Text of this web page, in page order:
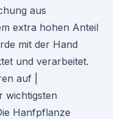
aus
extra hohen Anteil
mit der Hand
und verarbeitet.
auf |
wichtigsten
Hanfpflanze